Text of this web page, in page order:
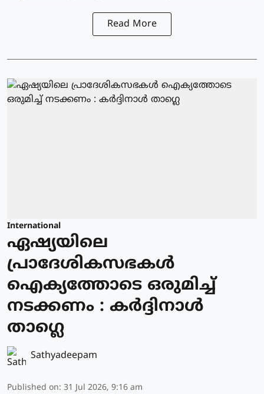
Read More
International
ഏഷ്യയിലെ
പ്രാദേശികസഭകള്‍
ഐക്യത്തോടെ ഒരുമിച്ച്
നടക്കണം : കര്‍ദ്ദിനാള്‍
താഗ്ലെ
Sathyadeepam
Published on: 31 Jul 2026, 9:16 am